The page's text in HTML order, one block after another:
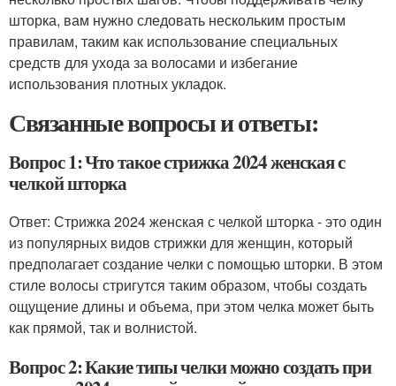
шторка, вам нужно следовать нескольким простым
правилам, таким как использование специальных
средств для ухода за волосами и избегание
использования плотных укладок.
Связанные вопросы и ответы:
Вопрос 1: Что такое стрижка 2024 женская с
челкой шторка
Ответ: Стрижка 2024 женская с челкой шторка - это один
из популярных видов стрижки для женщин, который
предполагает создание челки с помощью шторки. В этом
стиле волосы стригутся таким образом, чтобы создать
ощущение длины и объема, при этом челка может быть
как прямой, так и волнистой.
Вопрос 2: Какие типы челки можно создать при